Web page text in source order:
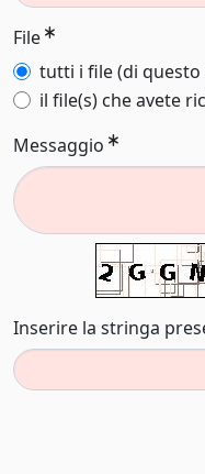
File
tutti i file (di
il file(s) che avete
Messaggio
Inserire la stringa